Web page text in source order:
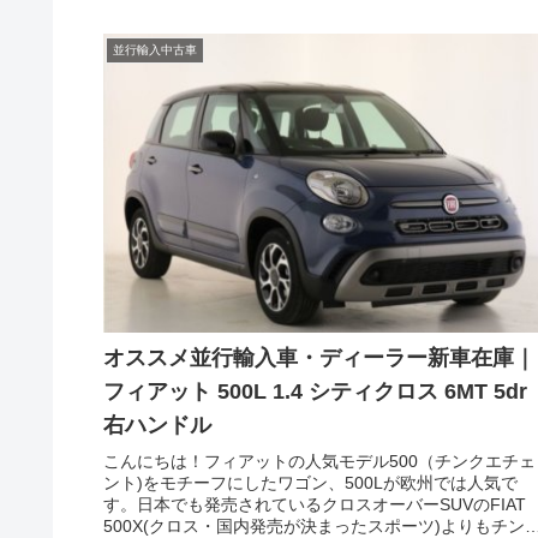
並行輸入中古車
オススメ並行輸入車・ディーラー新車在庫｜
フィアット 500L 1.4 シティクロス 6MT 5dr
右ハンドル
こんにちは！フィアットの人気モデル500（チンクエチェ
ント)をモチーフにしたワゴン、500Lが欧州では人気で
す。日本でも発売されているクロスオーバーSUVのFIAT
500X(クロス・国内発売が決まったスポーツ)よりもチン